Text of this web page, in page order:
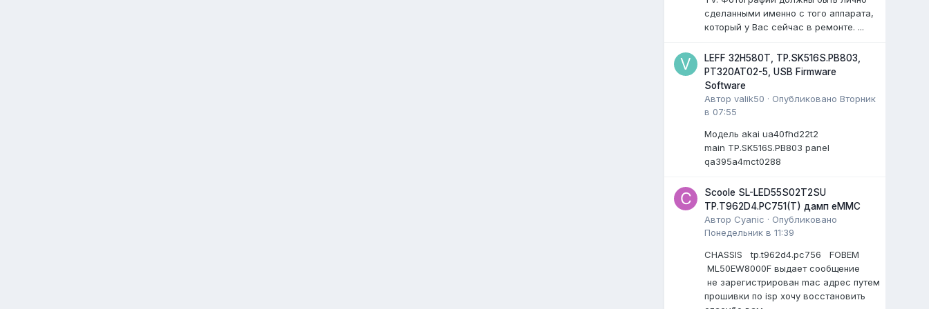
сделанными именно с того аппарата,
который у Вас сейчас в ремонте. ...
LEFF 32H580T, TP.SK516S.PB803,
PT320AT02-5, USB Firmware
Software
Авторvalik50 · ОпубликованоВторник
в 07:55
Модель akai ua40fhd22t2
main TP.SK516S.PB803 panel
qa395a4mct0288
Scoole SL-LED55S02T2SU
TP.T962D4.PC751(T) дамп eMMC
Автор Cyanic · Опубликовано
Понедельник в 11:39
CHASSIS tp.t962d4.pc756 FOBEM
ML50EW8000F выдает сообщение
не зарегистрирован mac адрес путем
прошивки по isp хочу восстановить